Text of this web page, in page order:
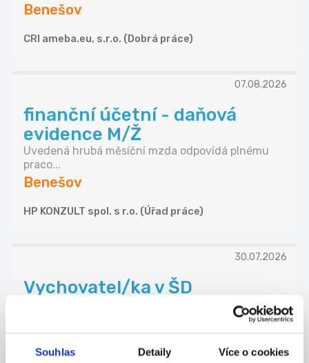
Souhlas Detaily Více o cookies
Benešov
CRI ameba.eu, s.r.o. (Dobrá práce)
07.08.2026
finanční účetní - daňová
evidence M/Ž
Uvedená hrubá měsíční mzda odpovídá plnému
praco...
Benešov
HP KONZULT spol. s r.o. (Úřad práce)
30.07.2026
Vychovatel/ka v ŠD
Základní škola a Mateřská škola Teplýšovice, okres